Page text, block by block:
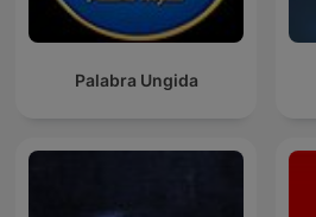
Palabra Ungida